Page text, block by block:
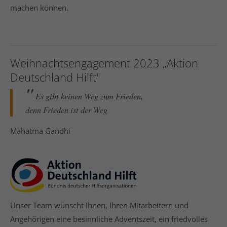
machen können.
Weihnachtsengagement 2023 „Aktion
Deutschland Hilft"
Es gibt keinen Weg zum Frieden,
denn Frieden ist der Weg
Mahatma Gandhi
Unser Team wünscht Ihnen, Ihren Mitarbeitern und
Angehörigen eine besinnliche Adventszeit, ein friedvolles